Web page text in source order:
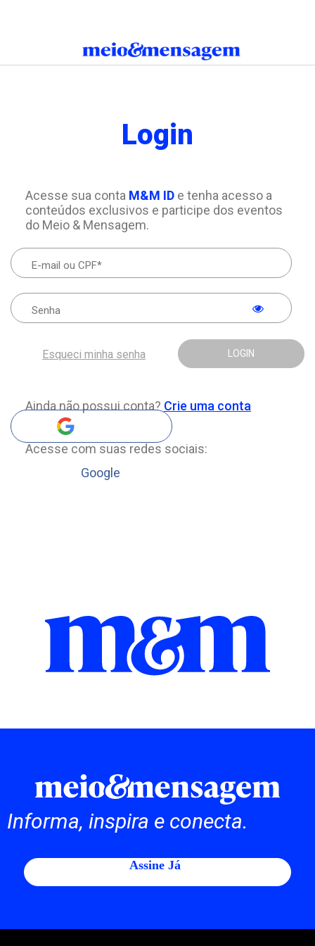
Login
Acesse sua conta M&M IDe tenha acesso a
conteúdos exclusivos e participe dos eventos
do Meio & Mensagem.
LOGIN
Esqueci minha senha
Ainda não possui conta? Crie uma conta
Acesse com suas redes sociais:
Google
Informa, inspira e conecta.
Assine Já